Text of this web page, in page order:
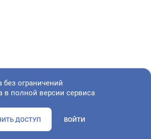
документы, адрес регистрации и
без ограничений
в полной версии сервиса
ДОСТУП ВОЙТИ